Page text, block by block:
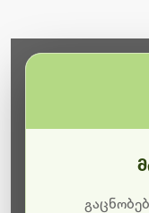
ბოდიშს
მიმდინარეობს